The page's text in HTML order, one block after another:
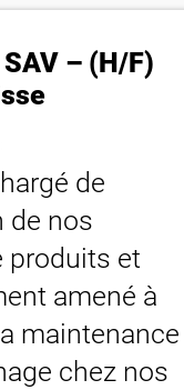
– (H/F)
de
de nos
produits et
amené à
maintenance
chez nos